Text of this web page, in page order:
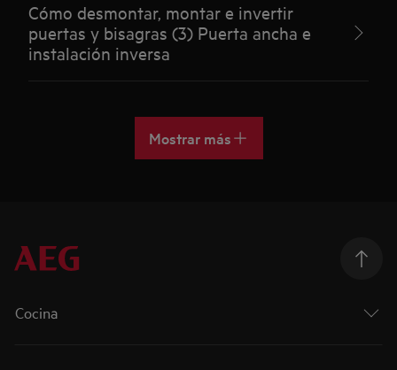
Cómo desmontar, montar e invertir
puertas y bisagras (3) Puerta ancha e
instalación inversa
Mostrar más
Cocina